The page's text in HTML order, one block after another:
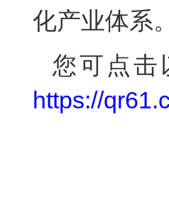
化产业体系。
您可点击
https://